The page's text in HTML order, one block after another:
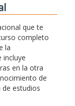
que te
completo
la
incluye
en la otra
de
de estudios